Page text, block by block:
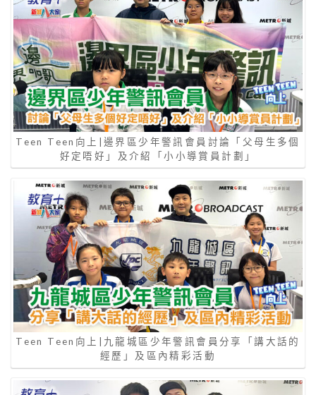
Teen Teen向上|邊界區少年警訊會員討論「父母生多個
好定唔好」及介紹「小小導賞員計劃」
Teen Teen向上|九龍城區少年警訊會員分享「講大話的
經歷」及區內精彩活動